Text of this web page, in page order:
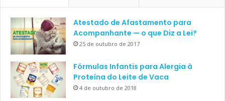
Atestado de Afastamento para
Acompanhante — o que Diz a Lei?
25 de outubro de 2017
Fórmulas Infantis para Alergia à
Proteína do Leite de Vaca
4 de outubro de 2018